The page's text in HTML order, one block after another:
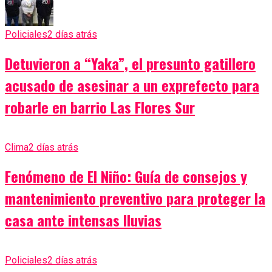
Policiales2 días atrás
Detuvieron a “Yaka”, el presunto gatillero
acusado de asesinar a un exprefecto para
robarle en barrio Las Flores Sur
Clima2 días atrás
Fenómeno de El Niño: Guía de consejos y
mantenimiento preventivo para proteger la
casa ante intensas lluvias
Policiales2 días atrás